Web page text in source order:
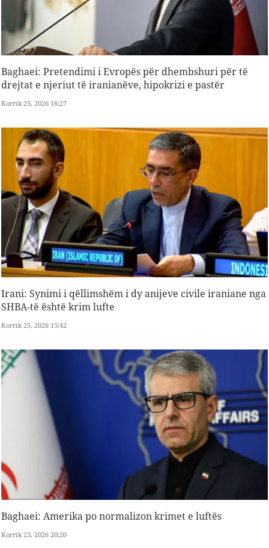
Baghaei: Pretendimi i Evropës për dhembshuri për të
drejtat e njeriut të iranianëve, hipokrizi e pastër
Korrik 25, 2026 16:27
Irani: Synimi i qëllimshëm i dy anijeve civile iraniane nga
SHBA-të është krim lufte
Korrik 25, 2026 15:42
Baghaei: Amerika po normalizon krimet e luftës
Korrik 23, 2026 20:20